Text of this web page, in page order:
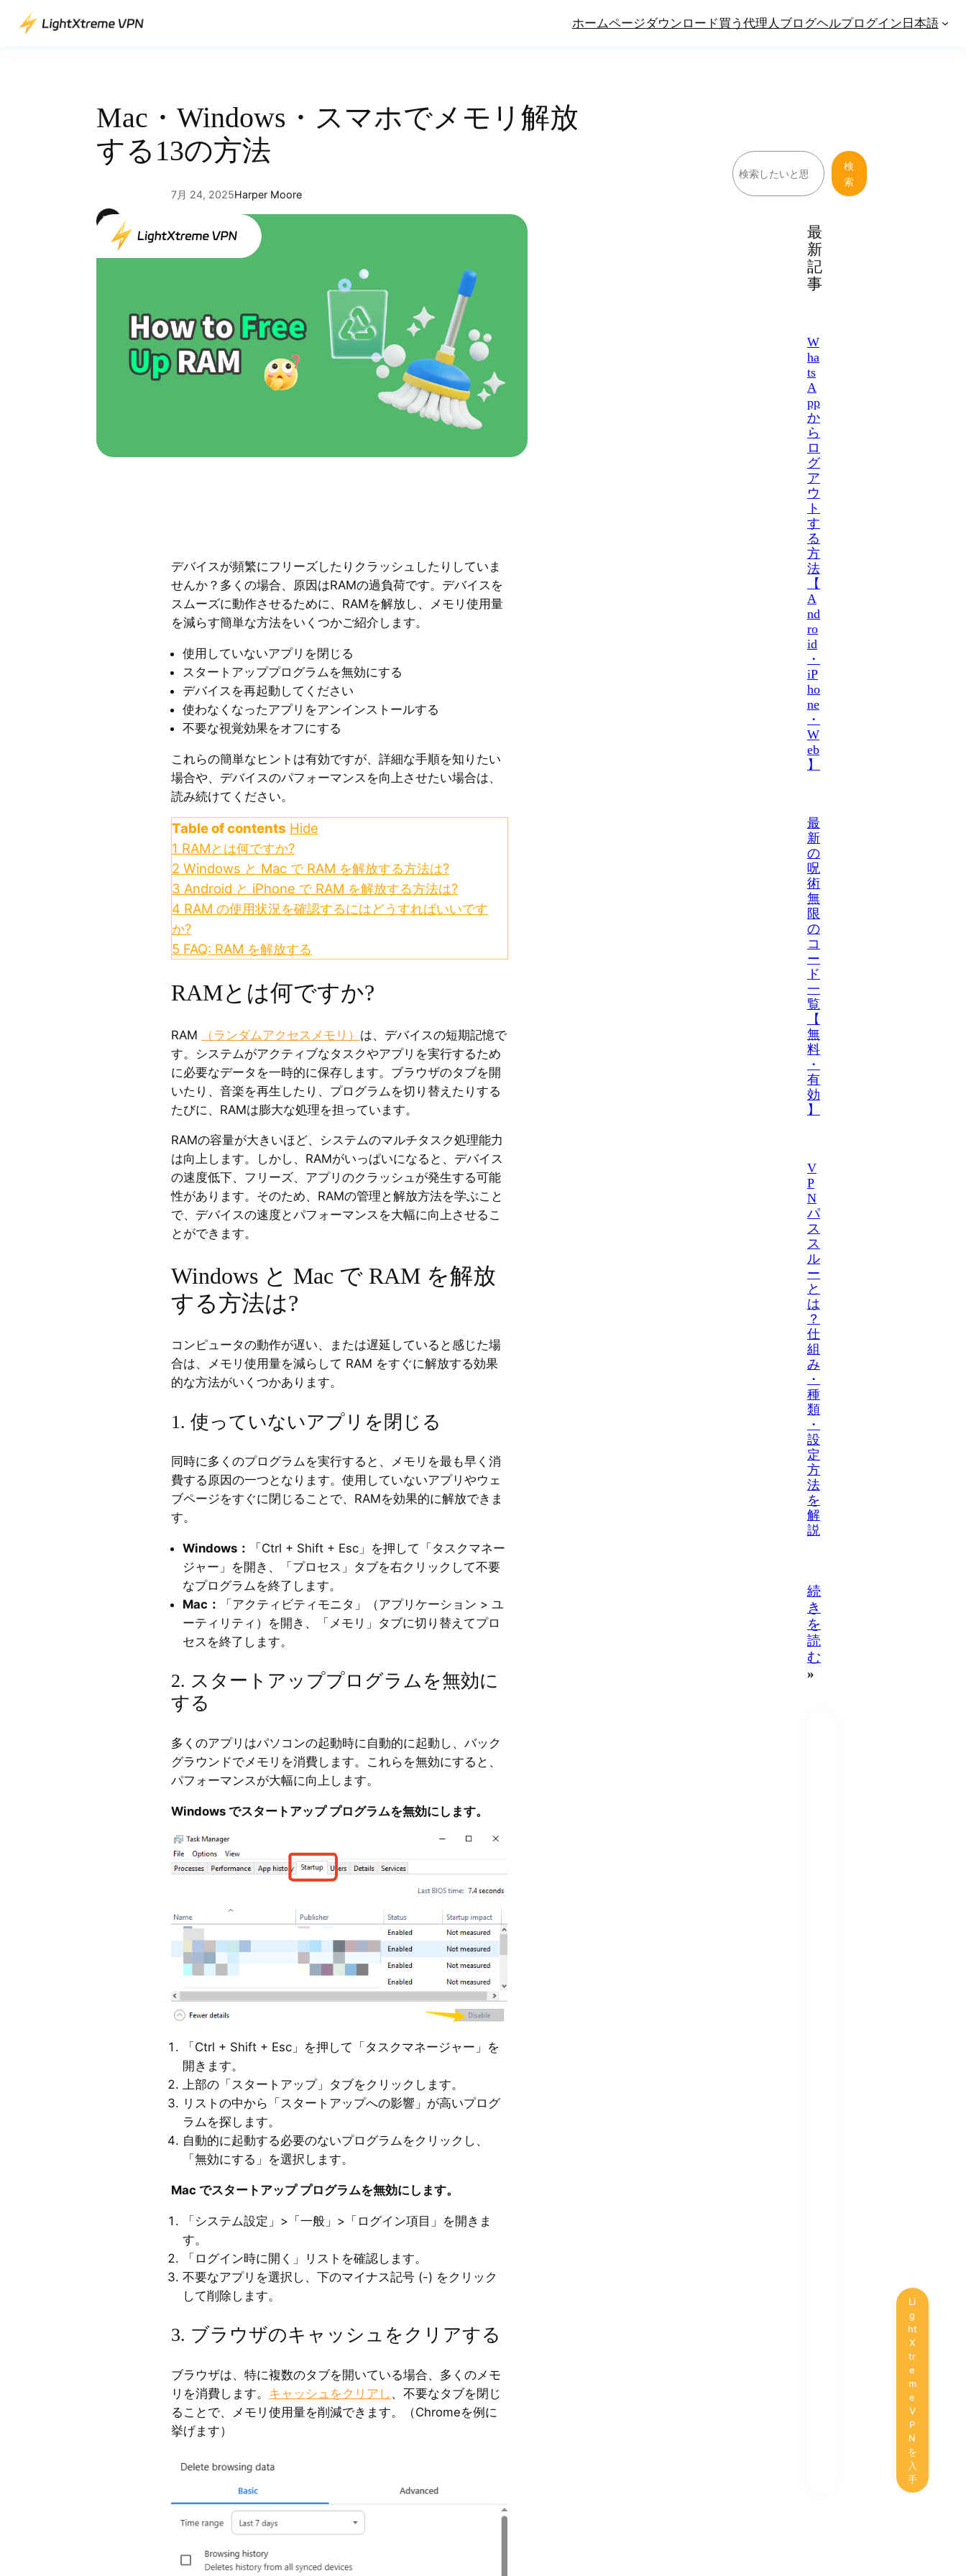
ホームページダウンロード買う 代理人 ブログヘルプログイン日本語
Mac・Windows・スマホでメモリ解放
する13の方法
7月 24, 2025Harper Moore
デバイスが頻繁にフリーズしたりクラッシュしたりしていま
せんか？多くの場合、原因はRAMの過負荷です。デバイスを
スムーズに動作させるために、RAMを解放し、メモリ使用量
を減らす簡単な方法をいくつかご紹介します。
使用していないアプリを閉じる
スタートアッププログラムを無効にする
デバイスを再起動してください
使わなくなったアプリをアンインストールする
不要な視覚効果をオフにする
これらの簡単なヒントは有効ですが、詳細な手順を知りたい
場合や、デバイスのパフォーマンスを向上させたい場合は、
読み続けてください。
Table of contents Hide
1 RAMとは何ですか?
2 Windows と Mac で RAM を解放する方法は?
3 Android と iPhone で RAM を解放する方法は?
4 RAM の使用状況を確認するにはどうすればいいです
か?
5 FAQ: RAM を解放する
RAMとは何ですか?
RAM （ランダムアクセスメモリ） は、デバイスの短期記憶で
す。システムがアクティブなタスクやアプリを実行するため
に必要なデータを一時的に保存します。ブラウザのタブを開
いたり、音楽を再生したり、プログラムを切り替えたりする
たびに、RAMは膨大な処理を担っています。
RAMの容量が大きいほど、システムのマルチタスク処理能力
は向上します。しかし、RAMがいっぱいになると、デバイス
の速度低下、フリーズ、アプリのクラッシュが発生する可能
性があります。そのため、RAMの管理と解放方法を学ぶこと
で、デバイスの速度とパフォーマンスを大幅に向上させるこ
とができます。
Windows と Mac で RAM を解放
する方法は?
コンピュータの動作が遅い、または遅延していると感じた場
合は、メモリ使用量を減らして RAM をすぐに解放する効果
的な方法がいくつかあります。
1. 使っていないアプリを閉じる
同時に多くのプログラムを実行すると、メモリを最も早く消
費する原因の一つとなります。使用していないアプリやウェ
ブページをすぐに閉じることで、RAMを効果的に解放できま
す。
Windows：
「Ctrl + Shift + Esc」を押して「タスクマネー
ジャー」を開き、「プロセス」タブを右クリックして不要
なプログラムを終了します。
Mac：
「アクティビティモニタ」（アプリケーション > ユ
ーティリティ）を開き、「メモリ」タブに切り替えてプロ
セスを終了します。
2. スタートアッププログラムを無効に
する
多くのアプリはパソコンの起動時に自動的に起動し、バック
グラウンドでメモリを消費します。これらを無効にすると、
パフォーマンスが大幅に向上します。
Windows でスタートアップ プログラムを無効にします。
「Ctrl + Shift + Esc」を押して「タスクマネージャー」を
開きます。
上部の「スタートアップ」タブをクリックします。
リストの中から「スタートアップへの影響」が高いプログ
ラムを探します。
自動的に起動する必要のないプログラムをクリックし、
「無効にする」を選択します。
Mac でスタートアップ プログラムを無効にします。
「システム設定」>「一般」>「ログイン項目」を開きま
す。
「ログイン時に開く」リストを確認します。
不要なアプリを選択し、下のマイナス記号 (-) をクリック
して削除します。
3. ブラウザのキャッシュをクリアする
ブラウザは、特に複数のタブを開いている場合、多くのメモ
リを消費します。 キャッシュをクリアし 、不要なタブを閉じ
ることで、メモリ使用量を削減できます。（Chromeを例に
挙げます）
検
索
検
索
最
新
記
事
W
ha
ts
A
pp
か
ら
ロ
グ
ア
ウ
ト
す
る
方
法
【
A
nd
ro
id
・
iP
ho
ne
・
W
eb
】
最
新
の
呪
術
無
限
の
コ
ー
ド
一
覧
【
無
料
・
有
効
】
V
P
N
パ
ス
ス
ル
ー
と
は
？
仕
組
み
・
種
類
・
設
定
方
法
を
解
説
続
き
を
読
む
»
Li
g
ht
X
tr
e
m
e
V
P
N
を
入
手